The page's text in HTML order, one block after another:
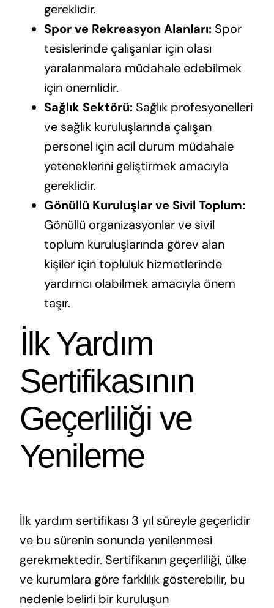
gereklidir.
Spor ve Rekreasyon Alanları:Spor
tesislerinde çalışanlar için olası
yaralanmalara müdahale edebilmek
için önemlidir.
Sağlık Sektörü:Sağlık profesyonelleri
ve sağlık kuruluşlarında çalışan
personel için acil durum müdahale
yeteneklerini geliştirmek amacıyla
gereklidir.
Gönüllü Kuruluşlar ve Sivil Toplum:
Gönüllü organizasyonlar ve sivil
toplum kuruluşlarında görev alan
kişiler için topluluk hizmetlerinde
yardımcı olabilmek amacıyla önem
taşır.
İlk Yardım
Sertifikasının
Geçerliliği ve
Yenileme
İlk yardım sertifikası 3 yıl süreyle geçerlidir
ve bu sürenin sonunda yenilenmesi
gerekmektedir. Sertifikanın geçerliliği, ülke
ve kurumlara göre farklılık gösterebilir, bu
nedenle belirli bir kuruluşun